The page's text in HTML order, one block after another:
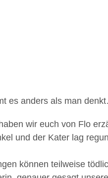
es anders als man
wir euch von Flo
und der Kater lag
können teilweise